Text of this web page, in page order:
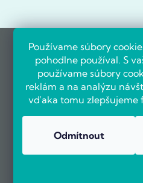
Používame súbory
pohodlne používal. S
používame súbory
reklám a na analýzu
vďaka tomu zlepšujeme
Odmítnout